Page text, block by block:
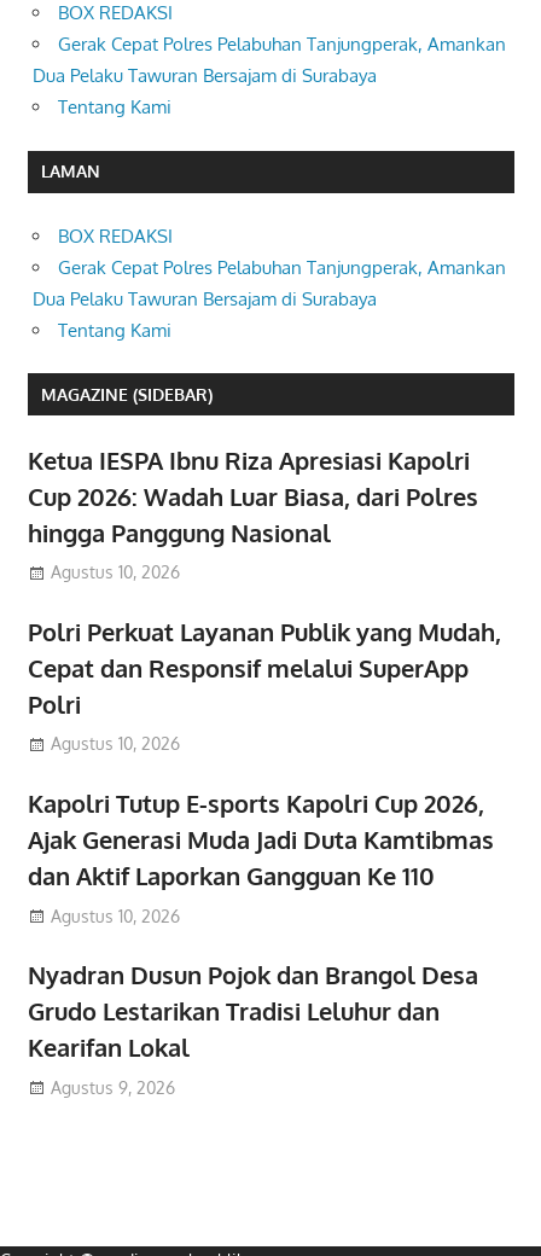
BOX REDAKSI
Gerak Cepat Polres Pelabuhan Tanjungperak, Amankan
Dua Pelaku Tawuran Bersajam di Surabaya
Tentang Kami
LAMAN
BOX REDAKSI
Gerak Cepat Polres Pelabuhan Tanjungperak, Amankan
Dua Pelaku Tawuran Bersajam di Surabaya
Tentang Kami
MAGAZINE (SIDEBAR)
Ketua IESPA Ibnu Riza Apresiasi Kapolri
Cup 2026: Wadah Luar Biasa, dari Polres
hingga Panggung Nasional
Agustus 10, 2026
Polri Perkuat Layanan Publik yang Mudah,
Cepat dan Responsif melalui SuperApp
Polri
Agustus 10, 2026
Kapolri Tutup E-sports Kapolri Cup 2026,
Ajak Generasi Muda Jadi Duta Kamtibmas
dan Aktif Laporkan Gangguan Ke 110
Agustus 10, 2026
Nyadran Dusun Pojok dan Brangol Desa
Grudo Lestarikan Tradisi Leluhur dan
Kearifan Lokal
Agustus 9, 2026